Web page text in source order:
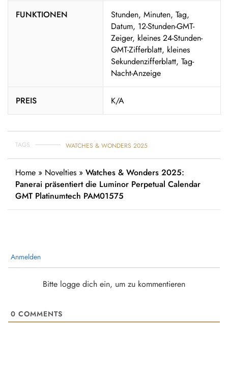
FUNKTIONEN
Stunden, Minuten, Tag,
Datum, 12-Stunden-GMT-
Zeiger, kleines 24-Stunden-
GMT-Zifferblatt, kleines
Sekundenzifferblatt, Tag-
Nacht-Anzeige
PREIS K/A
TAGS WATCHES & WONDERS 2025
Home » Novelties » Watches & Wonders 2025:
Panerai präsentiert die Luminor Perpetual Calendar
GMT Platinumtech PAM01575
Anmelden
Bitte logge dich ein, um zu kommentieren
0 COMMENTS